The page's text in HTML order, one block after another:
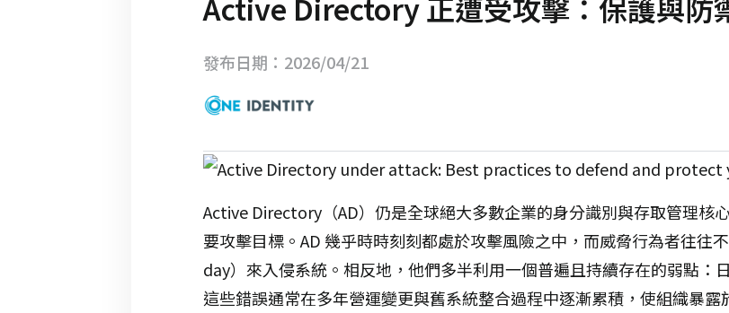
發布日期：2026/04/21
Active Directory（AD）仍是全球絕大多數企業的身分識別與存取管理核
要攻擊目標。AD 幾乎時時刻刻都處於攻擊風險之中，而威脅行為者往往
day）來入侵系統。相反地，他們多半利用一個普遍且持續存在的弱點
這些錯誤通常在多年營運變更與舊系統整合過程中逐漸累積，使組織暴